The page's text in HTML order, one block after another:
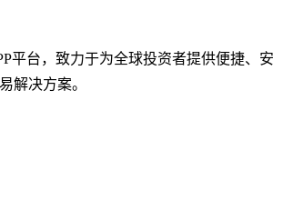
平台，致力于为全球投资者提供便捷、安
解决方案。